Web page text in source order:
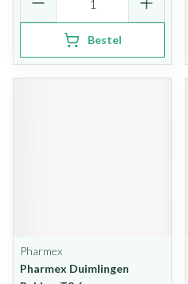
Bestel
Pharmex
Pharmex Duimlingen